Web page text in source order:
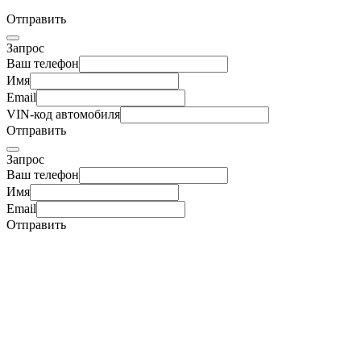
Отправить
Запрос
Ваш телефон
Имя
Email
VIN-код автомобиля
Отправить
Запрос
Ваш телефон
Имя
Email
Отправить